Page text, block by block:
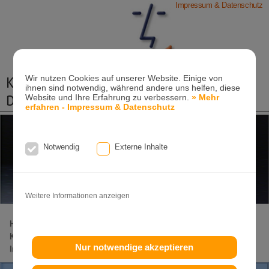
Wir nutzen Cookies auf unserer Website. Einige von
ihnen sind notwendig, während andere uns helfen, diese
Website und Ihre Erfahrung zu verbessern.» Mehr
erfahren - Impressum & Datenschutz
Notwendig Externe Inhalte
Weitere Informationen anzeigen
Nur notwendige akzeptieren
Impressum & Datenschutz
Kieferorthopädische Praxis
Dr. Konik & Kollegen
Zahn- und Kieferregulierungen für Kinder und
Ganzheitliche-Kieferorthopädie
Home
KFO Erwachsene
Invisalign Invisalign-Teen
Damon
Incognito
Clear-Aligner Patienteninfo